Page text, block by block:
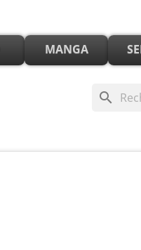
MANGA
search